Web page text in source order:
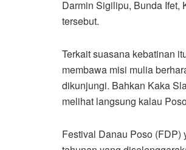
Darmin Sigilipu, Bunda Ifet,
tersebut.
Terkait suasana kebatinan
membawa misi mulia
dikunjungi. Bahkan Kaka
melihat langsung kalau
Festival Danau Poso (FDP)